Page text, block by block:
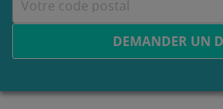
DEMANDER UN